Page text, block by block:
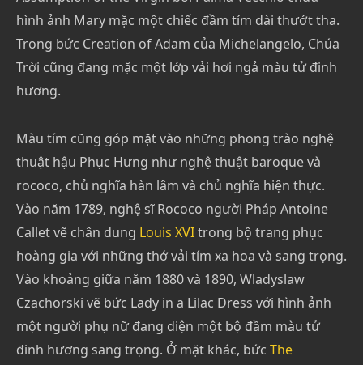
hình ảnh Mary mặc một chiếc đầm tím dài thướt tha.
Trong bức Creation of Adam của Michelangelo, Chúa
Trời cũng đang mặc một lớp vải hơi ngả màu tử đinh
hương.
Màu tím cũng góp mặt vào những phong trào nghệ
thuật hậu Phục Hưng như nghệ thuật baroque và
rococo, chủ nghĩa hàn lâm và chủ nghĩa hiện thực.
Vào năm 1789, nghệ sĩ Rococo người Pháp Antoine
Callet vẽ chân dung Louis XVItrong bộ trang phục
hoàng gia với những thớ vải tím xa hoa và sang trọng.
Vào khoảng giữa năm 1880 và 1890, Wladyslaw
Czachorski vẽ bức Lady in a Lilac Dress với hình ảnh
một người phụ nữ đang diện một bộ đầm màu tử
đinh hương sang trọng. Ở mặt khác, bức The